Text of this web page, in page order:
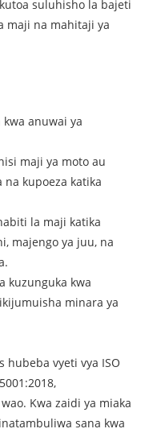
suluhisho la bajeti
maji na mahitaji ya
anuwai ya
maji ya moto au
na kupoeza katika
la maji katika
majengo ya juu, na
kuzunguka kwa
minara ya
hubeba vyeti vya ISO
Kwa zaidi ya miaka
sana kwa